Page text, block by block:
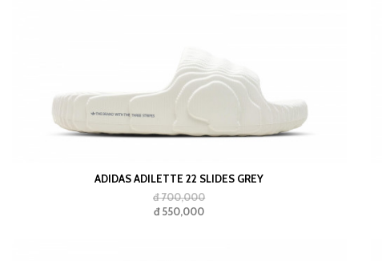
ADIDAS ADILETTE 22 SLIDES GREY
đ 700,000
đ 550,000